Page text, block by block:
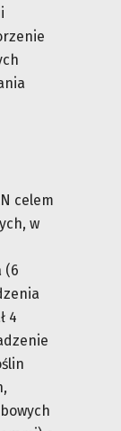
celem
w
(6
4